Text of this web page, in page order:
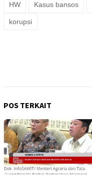
HW Kasus bansos
korupsi
POS TERKAIT